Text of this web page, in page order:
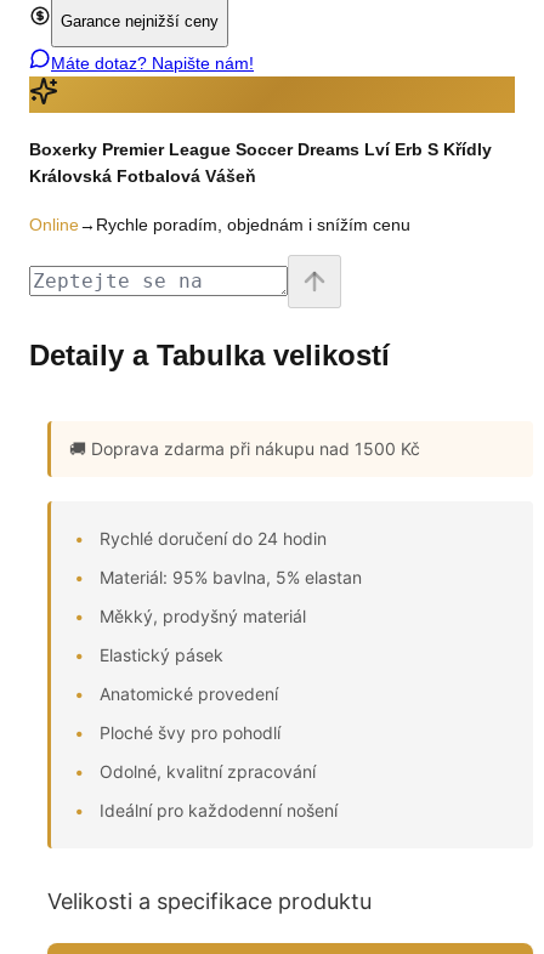
Garance nejnižší ceny
Máte dotaz? Napište nám!
Boxerky Premier League Soccer Dreams Lví Erb S Křídly
Královská Fotbalová Vášeň
Online→ Rychle poradím, objednám i snížím cenu
Detaily a Tabulka velikostí
🚚 Doprava zdarma při nákupu nad 1500 Kč
Rychlé doručení do 24 hodin
Materiál: 95% bavlna, 5% elastan
Měkký, prodyšný materiál
Elastický pásek
Anatomické provedení
Ploché švy pro pohodlí
Odolné, kvalitní zpracování
Ideální pro každodenní nošení
Velikosti a specifikace produktu